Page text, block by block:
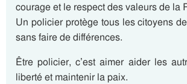
courage et le respect des valeurs de la
Un policier protège tous les citoyens
sans faire de différences.
Être policier, c’est aimer aider les
liberté et maintenir la paix.